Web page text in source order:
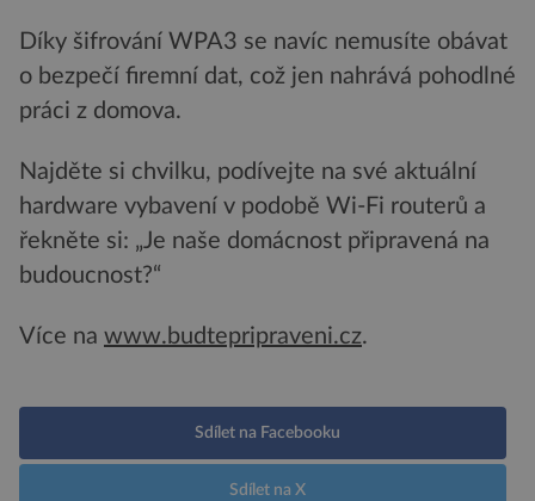
Díky šifrování WPA3 se navíc nemusíte obávat
o bezpečí firemní dat, což jen nahrává pohodlné
práci z domova.
Najděte si chvilku, podívejte na své aktuální
hardware vybavení v podobě Wi-Fi routerů a
řekněte si: „Je naše domácnost připravená na
budoucnost?“
Více na www.budtepripraveni.cz.
Sdílet na Facebooku
Sdílet na X